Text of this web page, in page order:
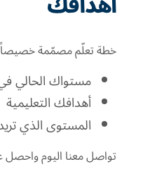
خطة تعلّم مصمّمة خصيصاً
مستواك الحالي في
أهدافك التعليمية
المستوى الذي
تواصل معنا اليوم